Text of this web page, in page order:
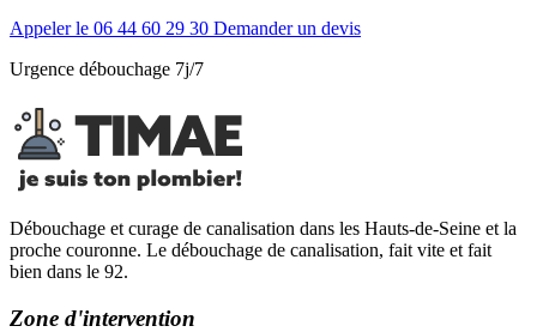
Appeler le 06 44 60 29 30 Demander un devis
Urgence débouchage 7j/7
Débouchage et curage de canalisation dans les Hauts-de-Seine et la
proche couronne. Le débouchage de canalisation, fait vite et fait
bien dans le 92.
Zone d'intervention